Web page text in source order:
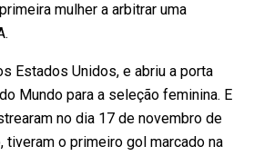
mulher a arbitrar uma
Estados Unidos, e abriu a porta
Mundo para a seleção feminina. E
no dia 17 de novembro de
tiveram o primeiro gol marcado na